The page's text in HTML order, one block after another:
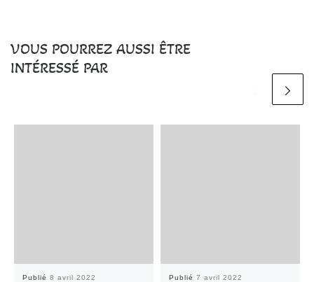
VOUS POURREZ AUSSI ÊTRE
INTÉRESSÉ PAR
Publié 8 avril 2022 Publié 7 avril 2022